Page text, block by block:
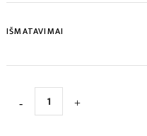
IŠMATAVIMAI